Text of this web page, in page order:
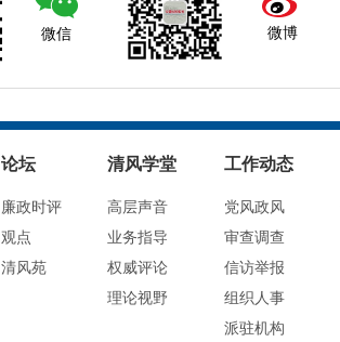
微信 微博
论坛
廉政时评
观点
清风苑
清风学堂
高层声音
业务指导
权威评论
理论视野
工作动态
党风政风
审查调查
信访举报
组织人事
派驻机构